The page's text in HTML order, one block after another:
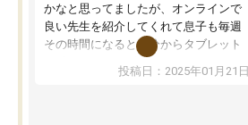
かなと思ってましたが、オンラインで
良い先生を紹介してくれて息子も毎週
その時間になると自分からタブレット
を開いてzoomを繋げるようになりまし
た！5科目なんでもOKなのもとても気
投稿日：2025年01月21日